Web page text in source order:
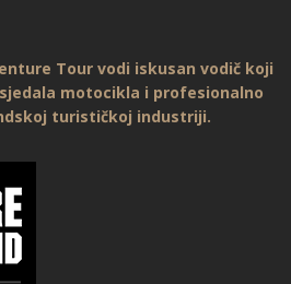
Tour vodi iskusan vodič koji
motocikla i profesionalno
turističkoj industriji.